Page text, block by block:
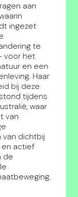
aan
ingezet
te
voor het
en een
Haar
bij deze
tijdens
waar
van
van dichtbij
en actief
de